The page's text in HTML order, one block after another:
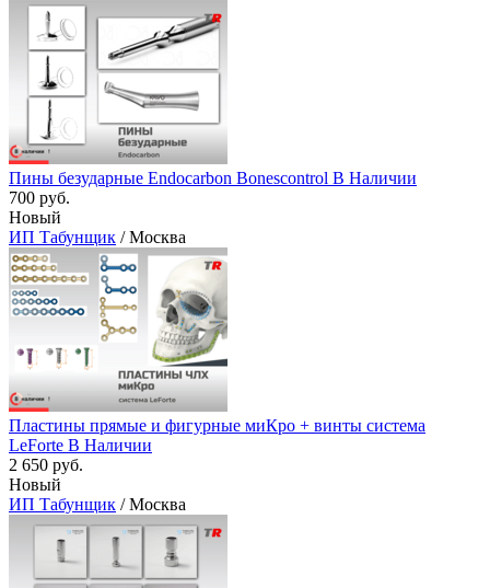
Пины безударные Endocarbon Bonescontrol В Наличии
700 руб.
Новый
ИП Табунщик / Москва
Пластины прямые и фигурные миКро + винты система
LeForte В Наличии
2 650 руб.
Новый
ИП Табунщик / Москва